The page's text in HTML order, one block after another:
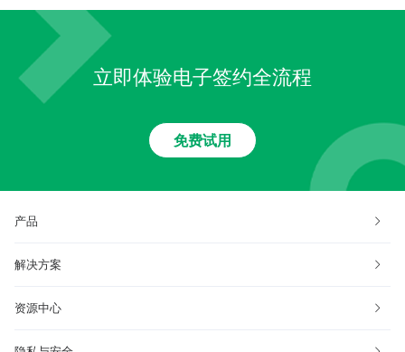
立即体验电子签约全流程
免费试用
产品
解决方案
资源中心